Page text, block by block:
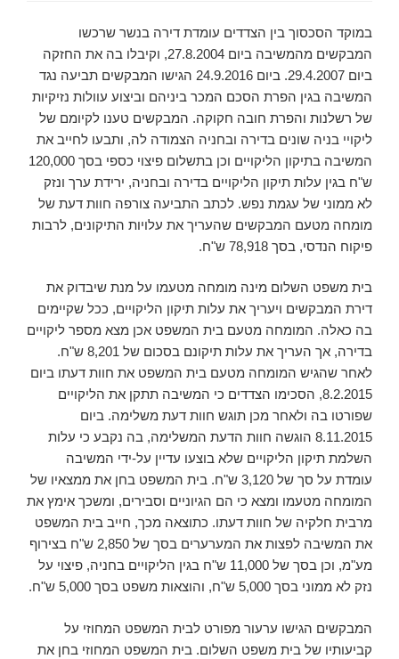
במוקד הסכסוך בין הצדדים עומדת דירה בנשר שרכשו
המבקשים מהמשיבה ביום 27.8.2004, וקיבלו בה את החזקה
ביום 29.4.2007. ביום 24.9.2016 הגישו המבקשים תביעה נגד
המשיבה בגין הפרת הסכם המכר ביניהם וביצוע עוולות נזיקיות
של רשלנות והפרת חובה חקוקה. המבקשים טענו לקיומם של
ליקויי בניה שונים בדירה ובחניה הצמודה לה, ותבעו לחייב את
המשיבה בתיקון הליקויים וכן בתשלום פיצוי כספי בסך 120,000
ש"ח בגין עלות תיקון הליקויים בדירה ובחניה, ירידת ערך ונזק
לא ממוני של עגמת נפש. לכתב התביעה צורפה חוות דעת של
מומחה מטעם המבקשים שהעריך את עלויות התיקונים, לרבות
פיקוח הנדסי, בסך 78,918 ש"ח.
בית משפט השלום מינה מומחה מטעמו על מנת שיבדוק את
דירת המבקשים ויעריך את עלות תיקון הליקויים, ככל שקיימים
בה כאלה. המומחה מטעם בית המשפט אכן מצא מספר ליקויים
בדירה, אך העריך את עלות תיקונם בסכום של 8,201 ש"ח.
לאחר שהגיש המומחה מטעם בית המשפט את חוות דעתו ביום
8.2.2015, הסכימו הצדדים כי המשיבה תתקן את הליקויים
שפורטו בה ולאחר מכן תוגש חוות דעת משלימה. ביום
8.11.2015 הוגשה חוות הדעת המשלימה, בה נקבע כי עלות
השלמת תיקון הליקויים שלא בוצעו עדיין על-ידי המשיבה
עומדת על סך של 3,120 ש"ח. בית המשפט בחן את ממצאיו של
המומחה מטעמו ומצא כי הם הגיוניים וסבירים, ומשכך אימץ את
מרבית חלקיה של חוות דעתו. כתוצאה מכך, חייב בית המשפט
את המשיבה לפצות את המערערים בסך של 2,850 ש"ח בצירוף
מע"מ, וכן בסך של 11,000 ש"ח בגין הליקויים בחניה, פיצוי על
נזק לא ממוני בסך 5,000 ש"ח, והוצאות משפט בסך 5,000 ש"ח.
המבקשים הגישו ערעור מפורט לבית המשפט המחוזי על
קביעותיו של בית משפט השלום. בית המשפט המחוזי בחן את